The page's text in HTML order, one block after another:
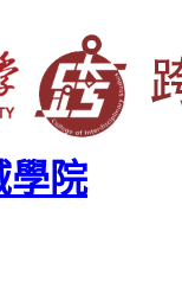
學院